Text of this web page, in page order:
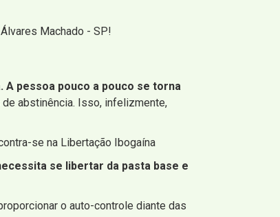
Machado - SP!
A pessoa pouco a pouco se torna
abstinência. Isso, infelizmente,
se na Libertação Ibogaína
se libertar da pasta base e
o auto-controle diante das